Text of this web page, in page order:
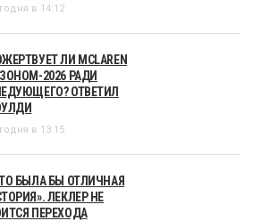
в 14:12
ЛИ MCLAREN
2026 РАДИ
ОТВЕТИЛ
в 13:15
БЫЛА БЫ ОТЛИЧНАЯ
ЛЕКЛЕР НЕ
ПЕРЕХОДА